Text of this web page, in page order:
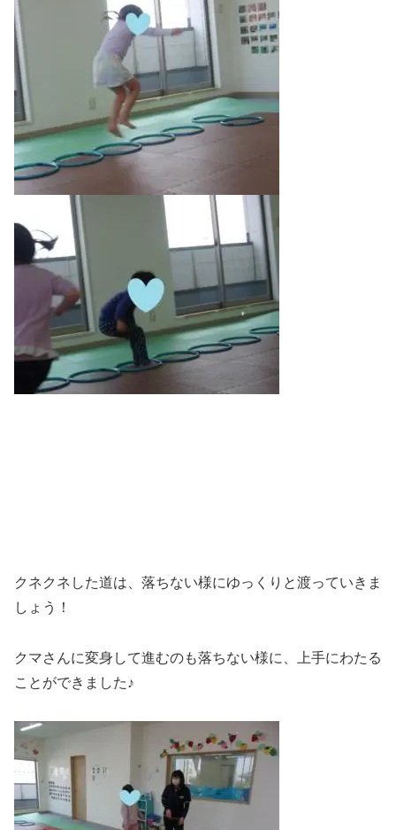
クネクネした道は、落ちない様にゆっくりと渡っていきま
しょう！
クマさんに変身して進むのも落ちない様に、上手にわたる
ことができました♪